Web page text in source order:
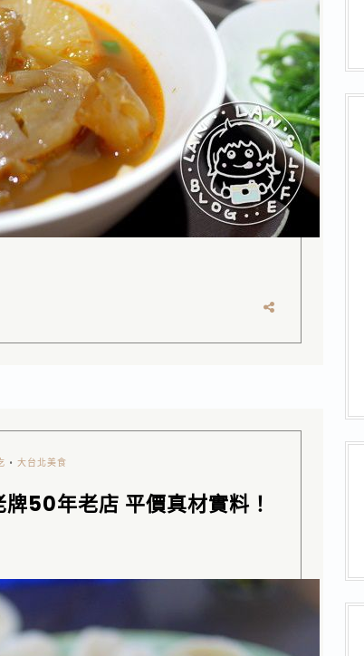
•大台北美食
50年老店 平價真材實料！